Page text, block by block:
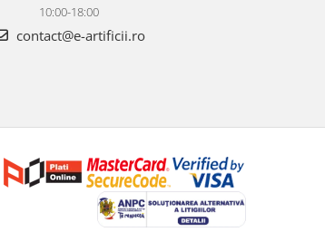
10:00-18:00
contact@e-artificii.ro